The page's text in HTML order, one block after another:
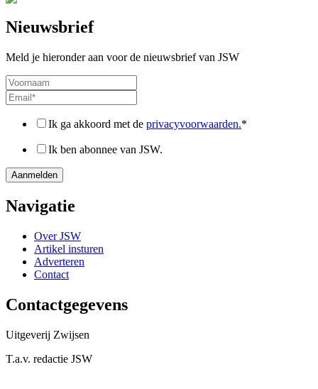
Nieuwsbrief
Meld je hieronder aan voor de nieuwsbrief van JSW
Ik ga akkoord met de privacyvoorwaarden.*
Ik ben abonnee van JSW.
Navigatie
Over JSW
Artikel insturen
Adverteren
Contact
Contactgegevens
Uitgeverij Zwijsen
T.a.v. redactie JSW